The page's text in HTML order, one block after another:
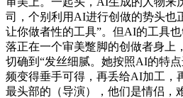
司，个别利用AI进行创做的势头也
让你做者性的工具”。但AI的工具
落正在一个审美蹩脚的创做者身上
切确到“发丝细腻。她按照AI的特
频变得垂手可得，再丢给AI加工，
最头部的（导演），他们是情侣，